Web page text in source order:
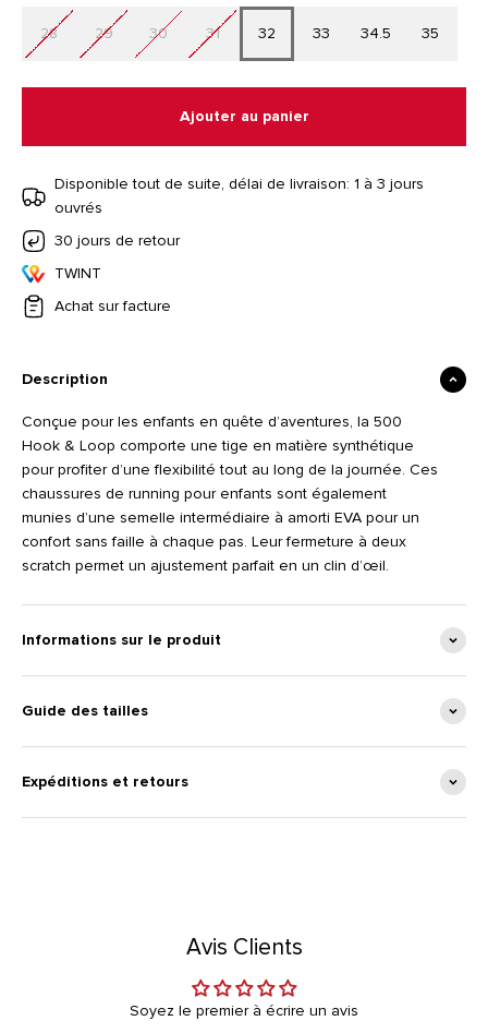
28 29 30 31 32 33 34.5 35
Ajouter au panier
Disponible tout de suite, délai de livraison: 1 à 3 jours
ouvrés
30 jours de retour
TWINT
Achat sur facture
Description
Conçue pour les enfants en quête d’aventures, la 500
Hook & Loop comporte une tige en matière synthétique
pour profiter d’une flexibilité tout au long de la journée. Ces
chaussures de running pour enfants sont également
munies d’une semelle intermédiaire à amorti EVA pour un
confort sans faille à chaque pas. Leur fermeture à deux
scratch permet un ajustement parfait en un clin d’œil.
Informations sur le produit
Guide des tailles
Expéditions et retours
Avis Clients
Soyez le premier à écrire un avis